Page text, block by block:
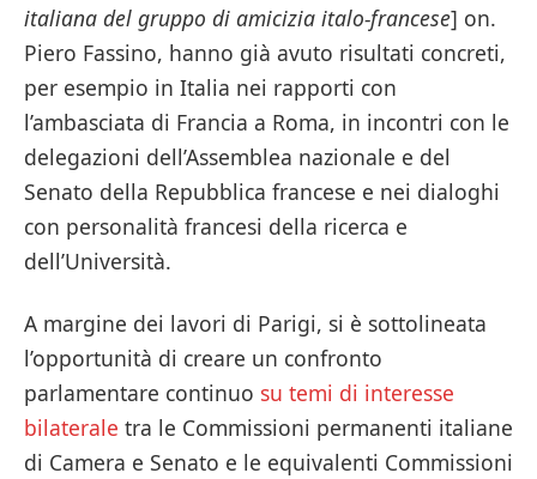
italiana del gruppo di amicizia italo-francese] on.
Piero Fassino, hanno già avuto risultati concreti,
per esempio in Italia nei rapporti con
l’ambasciata di Francia a Roma, in incontri con le
delegazioni dell’Assemblea nazionale e del
Senato della Repubblica francese e nei dialoghi
con personalità francesi della ricerca e
dell’Università.
A margine dei lavori di Parigi, si è sottolineata
l’opportunità di creare un confronto
parlamentare continuo su temi di interesse
bilaterale tra le Commissioni permanenti italiane
di Camera e Senato e le equivalenti Commissioni